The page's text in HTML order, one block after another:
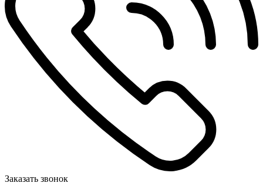
Заказать звонок